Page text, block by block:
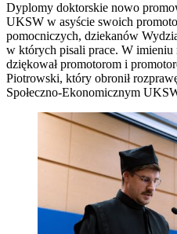
Dyplomy doktorskie nowo
UKSW w asyście swoich
pomocniczych, dziekanów
w których pisali prace. W
dziękował promotorom i
Piotrowski, który obronił
Społeczno-Ekonomicznym